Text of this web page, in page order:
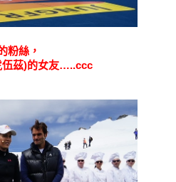
粉絲，
伍茲)的女友…..ccc